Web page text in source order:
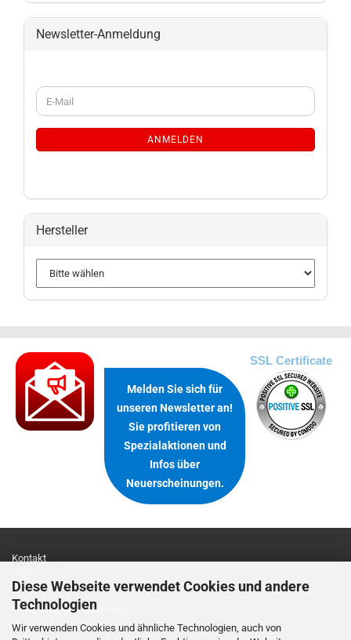
Diese Webseite verwendet Cookies und andere
Technologien
Wir verwenden Cookies und ähnliche Technologien, auch von
Newsletter-Anmeldung
WEITER
ZUR
ANMELDUNG
E-
Mail
ANMELDEN
Hersteller
Melden Sie sich für
unseren Newsletter an!
Sie profitieren von
Spezialaktionen und
Infos über
Neuerscheinungen.
SSL Certificate
Kontakt
Liefer- und Versandkosten
Widerrufsrecht und -formular